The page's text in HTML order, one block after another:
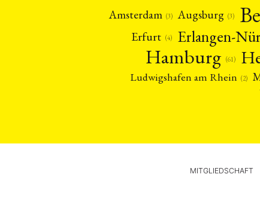
Amsterdam (3) Augsburg (3)
Erfurt (4) Erlangen-
Hamburg (61)
Ludwigshafen am Rhein (2)
MITGLIEDSCHAFT